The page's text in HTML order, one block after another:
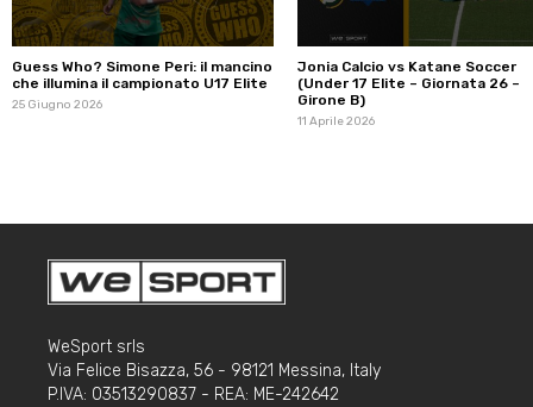
Guess Who? Simone Peri: il mancino
che illumina il campionato U17 Elite
25 Giugno 2026
Jonia Calcio vs Katane Soccer
(Under 17 Elite – Giornata 26 –
Girone B)
11 Aprile 2026
WeSport srls
Via Felice Bisazza, 56 - 98121 Messina, Italy
P.IVA: 03513290837 - REA: ME-242642